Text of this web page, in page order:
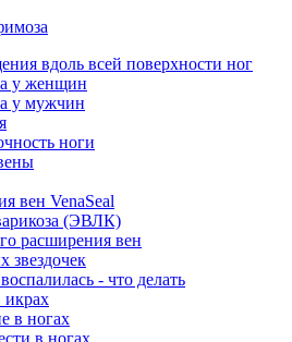
вдоль всей поверхности ног
у женщин
у мужчин
ноги
вен VenaSeal
(ЭВЛК)
расширения вен
звездочек
- что делать
икрах
в ногах
в ногах